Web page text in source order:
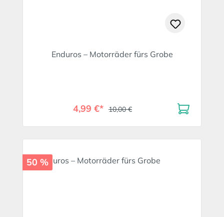
Enduros – Motorräder fürs Grobe
4,99 €* 10,00 €
50 %